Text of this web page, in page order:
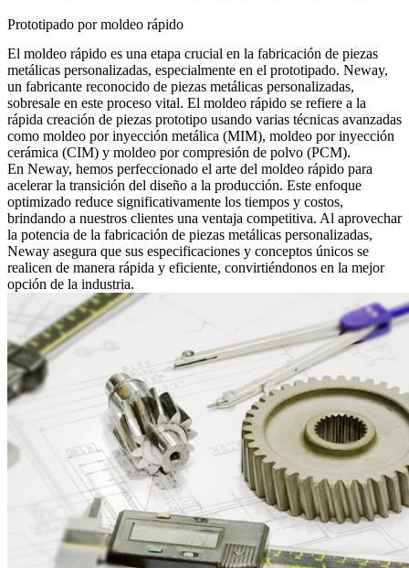
Prototipado por moldeo rápido
El moldeo rápido es una etapa crucial en la fabricación de piezas
metálicas personalizadas, especialmente en el prototipado. Neway,
un fabricante reconocido de piezas metálicas personalizadas,
sobresale en este proceso vital. El moldeo rápido se refiere a la
rápida creación de piezas prototipo usando varias técnicas avanzadas
como moldeo por inyección metálica (MIM), moldeo por inyección
cerámica (CIM) y moldeo por compresión de polvo (PCM).
En Neway, hemos perfeccionado el arte del moldeo rápido para
acelerar la transición del diseño a la producción. Este enfoque
optimizado reduce significativamente los tiempos y costos,
brindando a nuestros clientes una ventaja competitiva. Al aprovechar
la potencia de la fabricación de piezas metálicas personalizadas,
Neway asegura que sus especificaciones y conceptos únicos se
realicen de manera rápida y eficiente, convirtiéndonos en la mejor
opción de la industria.